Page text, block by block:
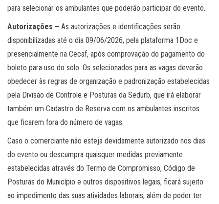
para selecionar os ambulantes que poderão participar do evento.
Autorizações – As autorizações e identificações serão
disponibilizadas até o dia 09/06/2026, pela plataforma 1Doc e
presencialmente na Cecaf, após comprovação do pagamento do
boleto para uso do solo. Os selecionados para as vagas deverão
obedecer às regras de organização e padronização estabelecidas
pela Divisão de Controle e Posturas da Sedurb, que irá elaborar
também um Cadastro de Reserva com os ambulantes inscritos
que ficarem fora do número de vagas.
Caso o comerciante não esteja devidamente autorizado nos dias
do evento ou descumpra quaisquer medidas previamente
estabelecidas através do Termo de Compromisso, Código de
Posturas do Município e outros dispositivos legais, ficará sujeito
ao impedimento das suas atividades laborais, além de poder ter